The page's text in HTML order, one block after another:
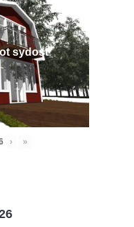
sydost
› »